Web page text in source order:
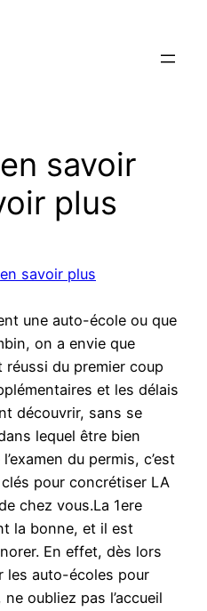
savoir
plus
en savoir plus
une auto-école ou que
on a envie que
réussi du premier coup
et les délais
découvrir, sans se
lequel être bien
du permis, c’est
pour concrétiser LA
chez vous.La 1ere
la bonne, et il est
En effet, dès lors
les auto-écoles pour
oubliez pas l’accueil